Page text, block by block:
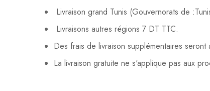
Livraison grand Tunis (Gouvernorats de
Livraisons autres régions 7 DT TTC.
Des frais de livraison supplémentaires
La livraison gratuite ne s'applique pas aux